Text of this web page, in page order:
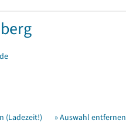
(Ladezeit!) » Auswahl entfernen